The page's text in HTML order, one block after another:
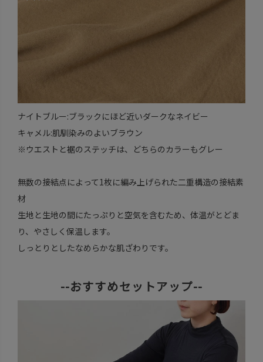
ナイトブルー:ブラックにほど近いダークなネイビー
キャメル:肌馴染みのよいブラウン
※ウエストと裾のステッチは、どちらのカラーもグレー
無数の接結点によって1枚に編み上げられた二重構造の接結素
材
生地と生地の間にたっぷりと空気を含むため、体温がとどま
り、やさしく保温します。
しっとりとしたなめらかな肌ざわりです。
--おすすめセットアップ--